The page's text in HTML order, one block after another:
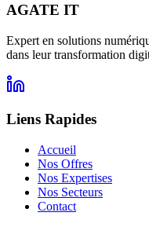
AGATE IT
Expert en solutions
dans leur transformation
Liens Rapides
Accueil
Nos Offres
Nos Expertises
Nos Secteurs
Contact